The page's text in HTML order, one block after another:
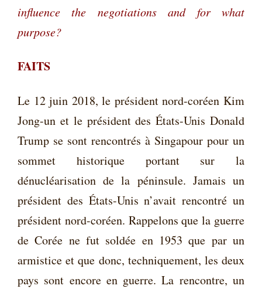
influence the negotiations and for what
purpose?
FAITS
Le 12 juin 2018, le président nord-coréen Kim
Jong-un et le président des États-Unis Donald
Trump se sont rencontrés à Singapour pour un
sommet historique portant sur la
dénucléarisation de la péninsule. Jamais un
président des États-Unis n’avait rencontré un
président nord-coréen. Rappelons que la guerre
de Corée ne fut soldée en 1953 que par un
armistice et que donc, techniquement, les deux
pays sont encore en guerre. La rencontre, un